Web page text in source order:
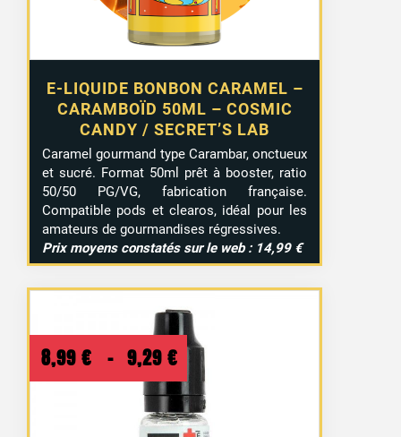
E-LIQUIDE BONBON CARAMEL –
CARAMBOÏD 50ML – COSMIC
CANDY / SECRET’S LAB
Caramel gourmand type Carambar, onctueux
et sucré. Format 50ml prêt à booster, ratio
50/50 PG/VG, fabrication française.
Compatible pods et clearos, idéal pour les
amateurs de gourmandises régressives.
Prix moyens constatés sur le web : 14,99 €
8,99 € – 9,29 € Plage
de
prix :